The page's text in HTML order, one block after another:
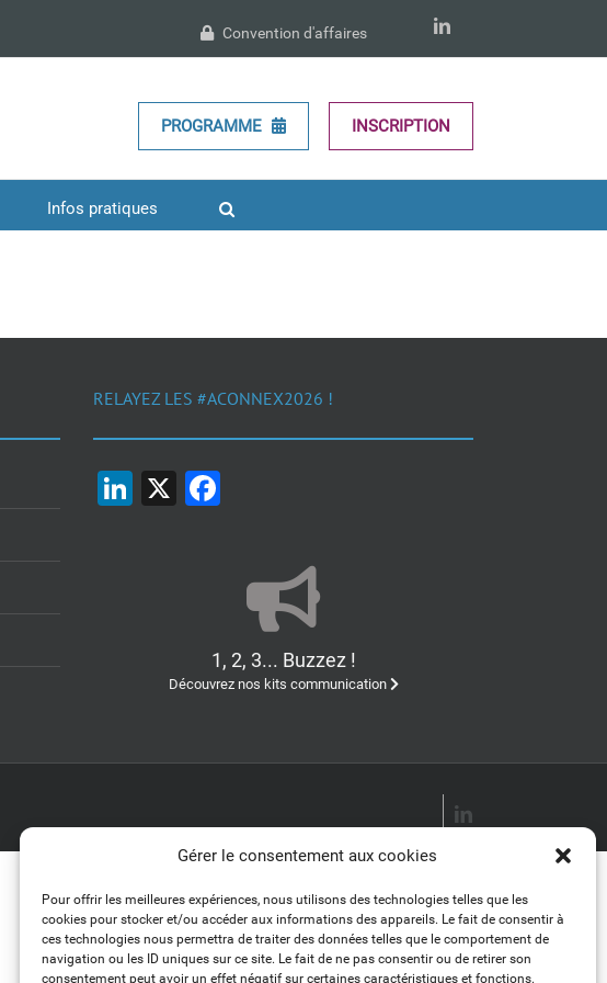
Gérer le consentement aux cookies
Pour offrir les meilleures expériences, nous utilisons des technologies telles que les
cookies pour stocker et/ou accéder aux informations des appareils. Le fait de consentir à
ces technologies nous permettra de traiter des données telles que le comportement de
navigation ou les ID uniques sur ce site. Le fait de ne pas consentir ou de retirer son
consentement peut avoir un effet négatif sur certaines caractéristiques et fonctions.
LinkedIn
Convention d'affaires
PROGRAMME INSCRIPTION
Infos pratiques
RELAYEZ LES #ACONNEX2026 !
LinkedIn
X
1, 2, 3... Buzzez !
Découvrez nos kits communication
LinkedIn